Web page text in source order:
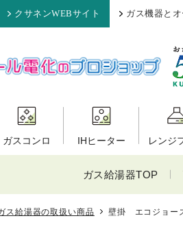
クサネンWEBサイト ガス機器と
ガスコンロ IHヒーター レンジ
ガス給湯器TOP
ス給湯器の取扱い商品 壁掛 エコジョー